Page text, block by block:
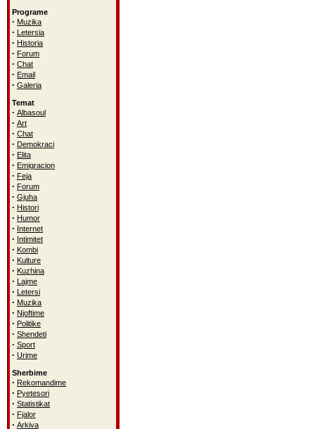
Programe
· Muzika
· Letersia
· Historia
· Forum
· Chat
· Email
· Galeria
Temat
· Albasoul
· Art
· Chat
· Demokraci
· Elita
· Emigracion
· Feja
· Forum
· Gjuha
· Histori
· Humor
· Internet
· Intimitet
· Kombi
· Kulture
· Kuzhina
· Lajme
· Letersi
· Muzika
· Njoftime
· Politike
· Shendeti
· Sport
· Urime
Sherbime
· Rekomandime
· Pyetesori
· Statistikat
· Fjalor
· Arkiva